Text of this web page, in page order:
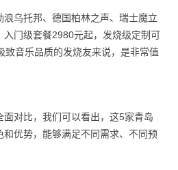
乌托邦、德国柏林之声、瑞士魔立
入门级套餐2980元起，发烧级定制可
致音乐品质的发烧友来说，是非常值
对比，我们可以看出，这5家青岛
优势，能够满足不同需求、不同预